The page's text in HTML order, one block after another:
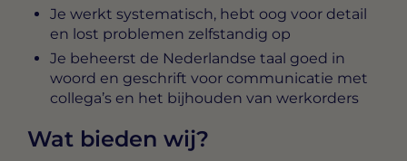
Je werkt systematisch, hebt oog voor detail
en lost problemen zelfstandig op
Je beheerst de Nederlandse taal goed in
woord en geschrift voor communicatie met
collega’s en het bijhouden van werkorders
Wat bieden wij?